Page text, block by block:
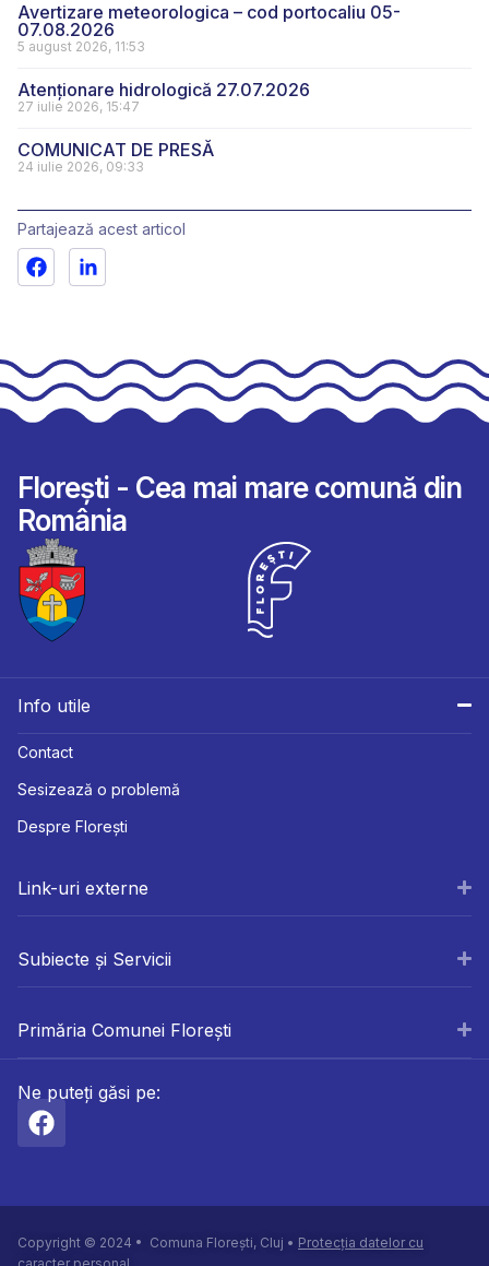
Avertizare meteorologica – cod portocaliu 05-
07.08.2026
5 august 2026, 11:53
Atenționare hidrologică 27.07.2026
27 iulie 2026, 15:47
COMUNICAT DE PRESĂ
24 iulie 2026, 09:33
Partajează acest articol
Florești - Cea mai mare comună din
România
Info utile
Contact
Sesizează o problemă
Despre Florești
Link-uri externe
Subiecte și Servicii
Primăria Comunei Florești
Ne puteți găsi pe:
Copyright © 2024 • Comuna Florești, Cluj • Protecția datelor cu